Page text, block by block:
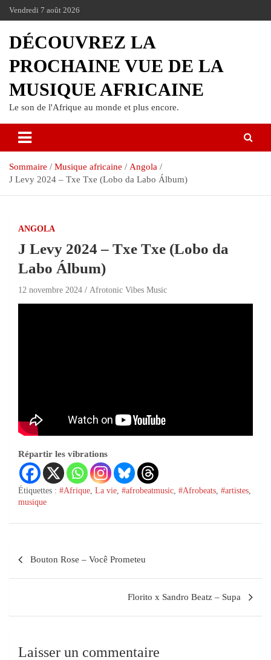
Vendredi 7 août 2026
DÉCOUVREZ LA
PROCHAINE VUE DE LA
MUSIQUE AFRICAINE
Le son de l'Afrique au monde et plus encore.
Sommaire Musique africaine
Angola
J Levy 2024 – Txe Txe (Lobo da Labo Álbum)
ANGOLA
J Levy 2024 – Txe Txe (Lobo da
Labo Álbum)
12 novembre 2024 Afrotonic Vibes Music
Répartir les vibrations
Étiquettes : #Afrique, La vie, #afrobeatmusic, #Afrobeats, #artistes,
musique
Bouton Rose – Você Prometeu
Florito x Sandro Beatz – Supa
Laisser un commentaire